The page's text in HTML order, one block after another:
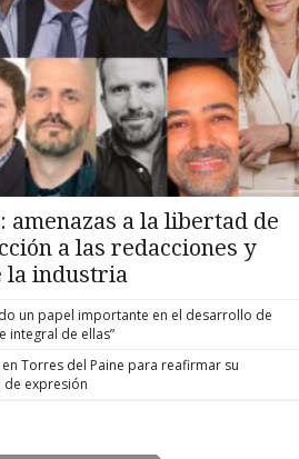
amenazas a la libertad de
a las redacciones y
la industria
un papel importante en el desarrollo de
integral de ellas”
Torres del Paine para reafirmar su
expresión